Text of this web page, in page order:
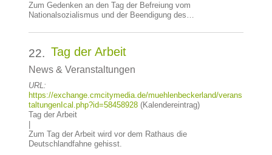
Zum Gedenken an den Tag der Befreiung vom
Nationalsozialismus und der Beendigung des…
22. Tag der Arbeit
News & Veranstaltungen
URL:
https://exchange.cmcitymedia.de/muehlenbeckerland/verans
taltungenIcal.php?id=58458928(Kalendereintrag)
Tag der Arbeit
Zum Tag der Arbeit wird vor dem Rathaus die
Deutschlandfahne gehisst.